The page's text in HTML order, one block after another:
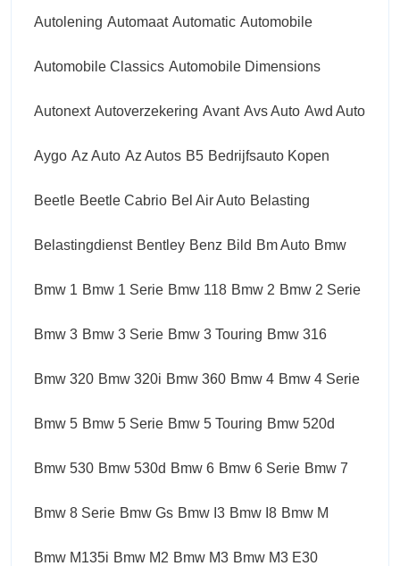
Autolening Automaat Automatic Automobile
Automobile Classics Automobile Dimensions
Autonext Autoverzekering Avant Avs Auto Awd Auto
Aygo Az Auto Az Autos B5 Bedrijfsauto Kopen
Beetle Beetle Cabrio Bel Air Auto Belasting
Belastingdienst Bentley Benz Bild Bm Auto Bmw
Bmw 1 Bmw 1 Serie Bmw 118 Bmw 2 Bmw 2 Serie
Bmw 3 Bmw 3 Serie Bmw 3 Touring Bmw 316
Bmw 320 Bmw 320i Bmw 360 Bmw 4 Bmw 4 Serie
Bmw 5 Bmw 5 Serie Bmw 5 Touring Bmw 520d
Bmw 530 Bmw 530d Bmw 6 Bmw 6 Serie Bmw 7
Bmw 8 Serie Bmw Gs Bmw I3 Bmw I8 Bmw M
Bmw M135i Bmw M2 Bmw M3 Bmw M3 E30